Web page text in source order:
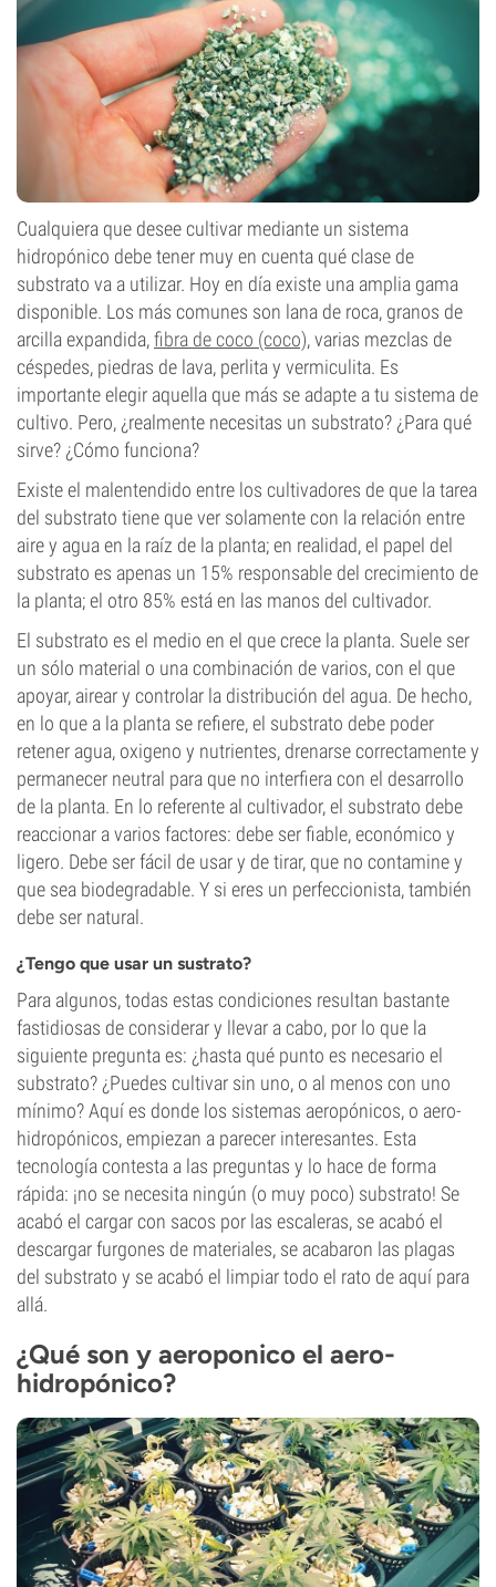
Cualquiera que desee cultivar mediante un sistema
hidropónico debe tener muy en cuenta qué clase de
substrato va a utilizar. Hoy en día existe una amplia gama
disponible. Los más comunes son lana de roca, granos de
arcilla expandida,fibra de coco (coco), varias mezclas de
céspedes, piedras de lava, perlita y vermiculita. Es
importante elegir aquella que más se adapte a tu sistema de
cultivo. Pero, ¿realmente necesitas un substrato? ¿Para qué
sirve? ¿Cómo funciona?
Existe el malentendido entre los cultivadores de que la tarea
del substrato tiene que ver solamente con la relación entre
aire y agua en la raíz de la planta; en realidad, el papel del
substrato es apenas un 15% responsable del crecimiento de
la planta; el otro 85% está en las manos del cultivador.
El substrato es el medio en el que crece la planta. Suele ser
un sólo material o una combinación de varios, con el que
apoyar, airear y controlar la distribución del agua. De hecho,
en lo que a la planta se refiere, el substrato debe poder
retener agua, oxigeno y nutrientes, drenarse correctamente y
permanecer neutral para que no interfiera con el desarrollo
de la planta. En lo referente al cultivador, el substrato debe
reaccionar a varios factores: debe ser fiable, económico y
ligero. Debe ser fácil de usar y de tirar, que no contamine y
que sea biodegradable. Y si eres un perfeccionista, también
debe ser natural.
¿Tengo que usar un sustrato?
Para algunos, todas estas condiciones resultan bastante
fastidiosas de considerar y llevar a cabo, por lo que la
siguiente pregunta es: ¿hasta qué punto es necesario el
substrato? ¿Puedes cultivar sin uno, o al menos con uno
mínimo? Aquí es donde los sistemas aeropónicos, o aero-
hidropónicos, empiezan a parecer interesantes. Esta
tecnología contesta a las preguntas y lo hace de forma
rápida: ¡no se necesita ningún (o muy poco) substrato! Se
acabó el cargar con sacos por las escaleras, se acabó el
descargar furgones de materiales, se acabaron las plagas
del substrato y se acabó el limpiar todo el rato de aquí para
allá.
¿Qué son y aeroponico el aero-
hidropónico?